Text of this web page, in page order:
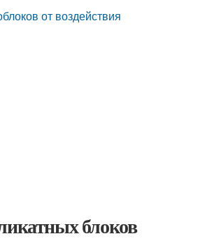
от воздействия
блоков